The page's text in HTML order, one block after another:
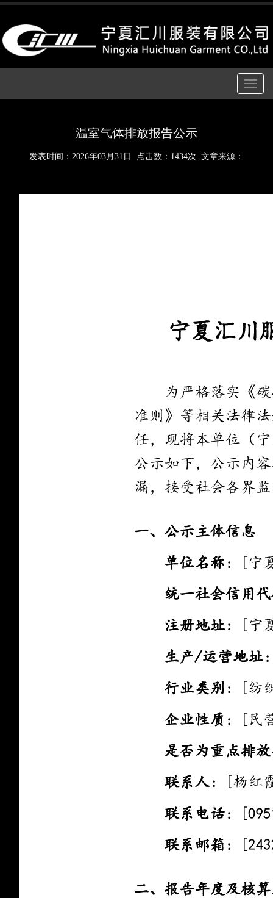
Toggle
温室气体排放报告公示
发表时间： 2026年03月31日 点击数：1434次 文章来源：